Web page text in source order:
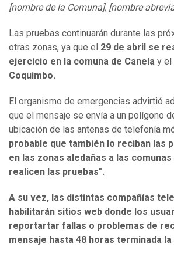
[nombre de la Comuna], [nombre
Las pruebas continuarán durante las
otras zonas, ya que el 29 de abril se
ejercicio en la comuna de Canela y el
Coquimbo.
El organismo de emergencias advirtió
que el mensaje se envía a un polígono
ubicación de las antenas de telefonía
probable que también lo reciban las
en las zonas aledañas a las
realicen las pruebas".
A su vez, las distintas compañías
habilitarán sitios web donde los
reportartar fallas o problemas de
mensaje hasta 48 horas terminada la